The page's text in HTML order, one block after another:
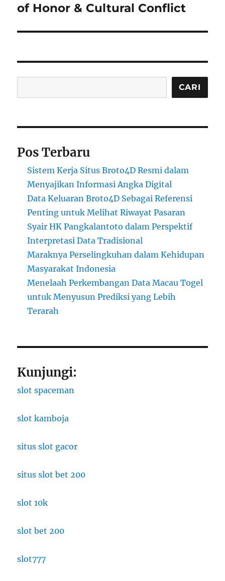
post:
of Honor & Cultural Conflict
CARI
Pos Terbaru
Sistem Kerja Situs Broto4D Resmi dalam
Menyajikan Informasi Angka Digital
Data Keluaran Broto4D Sebagai Referensi
Penting untuk Melihat Riwayat Pasaran
Syair HK Pangkalantoto dalam Perspektif
Interpretasi Data Tradisional
Maraknya Perselingkuhan dalam Kehidupan
Masyarakat Indonesia
Menelaah Perkembangan Data Macau Togel
untuk Menyusun Prediksi yang Lebih
Terarah
Kunjungi:
slot spaceman
slot kamboja
situs slot gacor
situs slot bet 200
slot 10k
slot bet 200
slot777